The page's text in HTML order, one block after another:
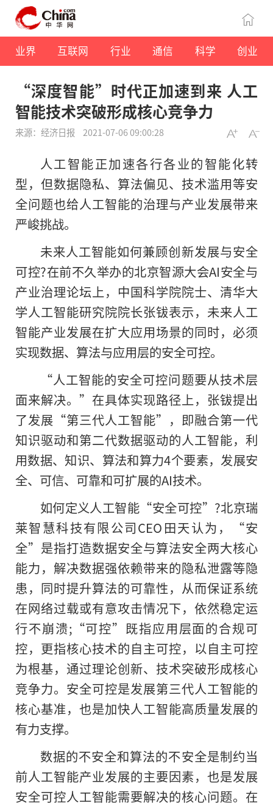
业界 互联网 行业 通信 科学 创业
“深度智能”时代正加速到来 人工
智能技术突破形成核心竞争力
来源：经济日报 2021-07-06 09:00:28
人工智能正加速各行各业的智能化转
型，但数据隐私、算法偏见、技术滥用等安
全问题也给人工智能的治理与产业发展带来
严峻挑战。
未来人工智能如何兼顾创新发展与安全
可控?在前不久举办的北京智源大会AI安全与
产业治理论坛上，中国科学院院士、清华大
学人工智能研究院院长张钹表示，未来人工
智能产业发展在扩大应用场景的同时，必须
实现数据、算法与应用层的安全可控。
“人工智能的安全可控问题要从技术层
面来解决。”在具体实现路径上，张钹提出
了发展“第三代人工智能”，即融合第一代
知识驱动和第二代数据驱动的人工智能，利
用数据、知识、算法和算力4个要素，发展安
全、可信、可靠和可扩展的AI技术。
如何定义人工智能“安全可控”?北京瑞
莱智慧科技有限公司CEO田天认为，“安
全”是指打造数据安全与算法安全两大核心
能力，解决数据强依赖带来的隐私泄露等隐
患，同时提升算法的可靠性，从而保证系统
在网络过载或有意攻击情况下，依然稳定运
行不崩溃;“可控”既指应用层面的合规可
控，更指核心技术的自主可控，以自主可控
为根基，通过理论创新、技术突破形成核心
竞争力。安全可控是发展第三代人工智能的
核心基准，也是加快人工智能高质量发展的
有力支撑。
数据的不安全和算法的不安全是制约当
前人工智能产业发展的主要因素，也是发展
安全可控人工智能需要解决的核心问题。在